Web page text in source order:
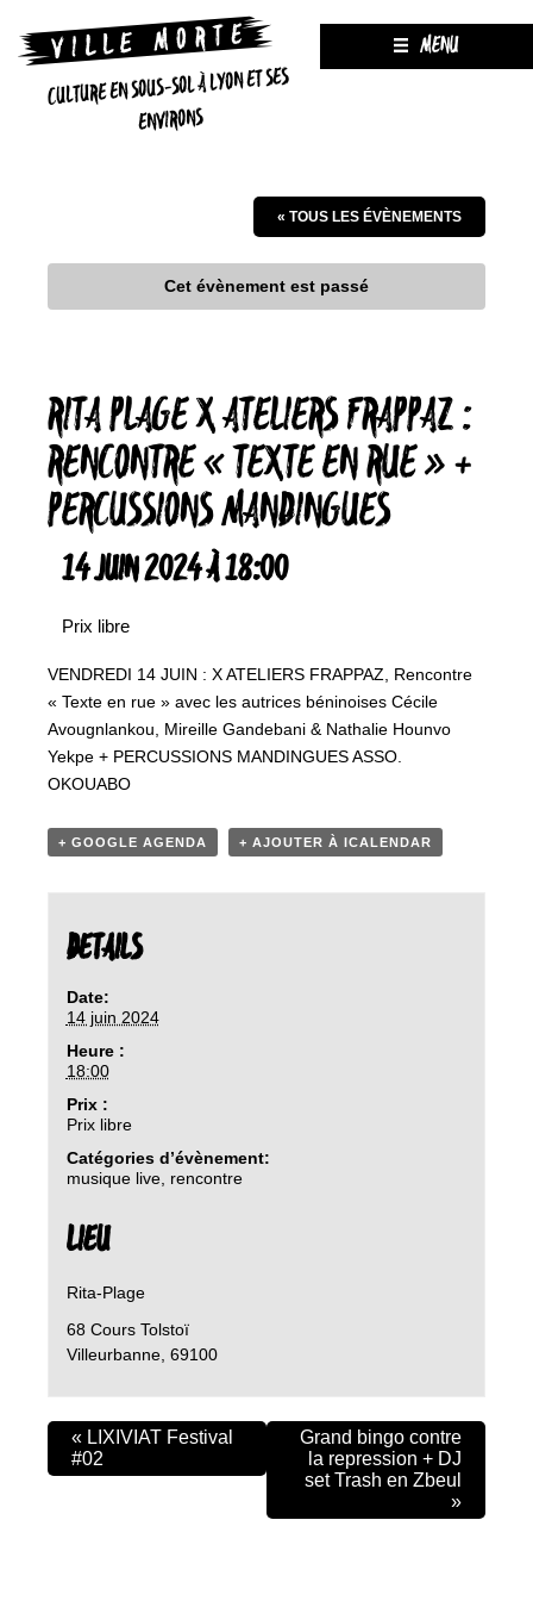
CULTURE EN SOUS-SOL À LYON ET SES
ENVIRONS
MENU
« TOUS LES ÉVÈNEMENTS
Cet évènement est passé
RITA PLAGE X ATELIERS FRAPPAZ :
RENCONTRE « TEXTE EN RUE » +
PERCUSSIONS MANDINGUES
14 JUIN 2024 À 18:00
Prix libre
VENDREDI 14 JUIN : X ATELIERS FRAPPAZ, Rencontre
« Texte en rue » avec les autrices béninoises Cécile
Avougnlankou, Mireille Gandebani & Nathalie Hounvo
Yekpe + PERCUSSIONS MANDINGUES ASSO.
OKOUABO
+ GOOGLE AGENDA + AJOUTER À ICALENDAR
DETAILS
Date:
14 juin 2024
Heure :
18:00
Prix :
Prix libre
Catégories d’évènement:
musique live, rencontre
LIEU
Rita-Plage
68 Cours Tolstoï
Villeurbanne, 69100
« LIXIVIAT Festival
#02
Grand bingo contre
la repression + DJ
set Trash en Zbeul
»